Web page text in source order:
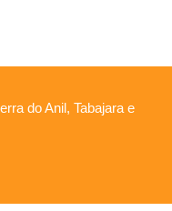
do Anil, Tabajara e